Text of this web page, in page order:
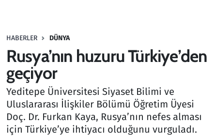
HABERLER DÜNYA
Rusya’nın huzuru Türkiye’den
geçiyor
Yeditepe Üniversitesi Siyaset Bilimi ve
Uluslararası İlişkiler Bölümü Öğretim Üyesi
Doç. Dr. Furkan Kaya, Rusya’nın nefes alması
için Türkiye’ye ihtiyacı olduğunu vurguladı.
Haber
Kültür Sanat
Kurumsal Haberler
Lezzet Durağı